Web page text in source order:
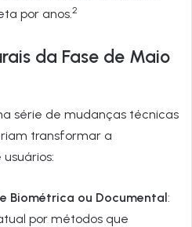
por anos.2
da Fase de Maio
série de mudanças técnicas
transformar a
Biométrica ou Documental:
por métodos que